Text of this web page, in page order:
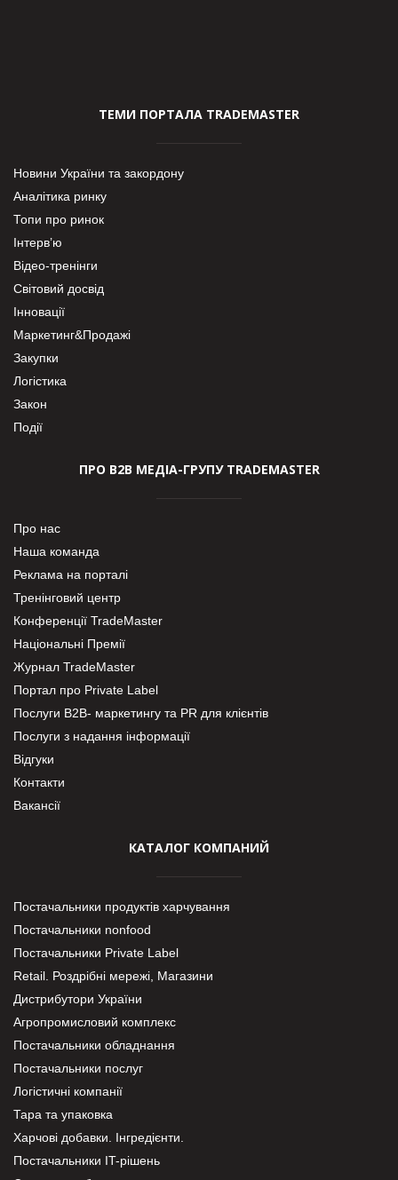
ТЕМИ ПОРТАЛА TRADEMASTER
Новини України та закордону
Аналітика ринку
Топи про ринок
Інтерв’ю
Відео-тренінги
Світовий досвід
Інновації
Маркетинг&Продажі
Закупки
Логістика
Закон
Події
ПРО В2В МЕДІА-ГРУПУ TRADEMASTER
Про нас
Наша команда
Реклама на порталі
Тренінговий центр
Конференції TradeMaster
Національні Премії
Журнал TradeMaster
Портал про Private Label
Послуги В2В- маркетингу та PR для клієнтів
Послуги з надання інформації
Відгуки
Контакти
Вакансії
КАТАЛОГ КОМПАНИЙ
Постачальники продуктів харчування
Постачальники nonfood
Постачальники Private Label
Retail. Роздрібні мережі, Магазини
Дистрибутори України
Агропромисловий комплекс
Постачальники обладнання
Постачальники послуг
Логістичні компанії
Тара та упаковка
Харчові добавки. Інгредієнти.
Постачальники IT-рішень